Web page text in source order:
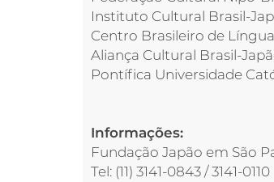
Instituto Cultural Brasil-
Centro Brasileiro de
Aliança Cultural Brasil-
Pontífica Universidade
Informações:
Fundação Japão em São
Tel: (11) 3141-0843 / 3141-0110